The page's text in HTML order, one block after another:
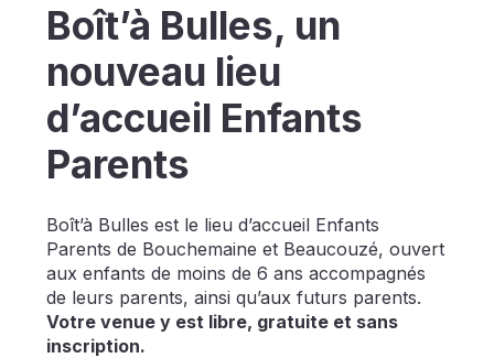
Boît’à Bulles, un
nouveau lieu
d’accueil Enfants
Parents
Boît’à Bulles est le lieu d’accueil Enfants
Parents de Bouchemaine et Beaucouzé, ouvert
aux enfants de moins de 6 ans accompagnés
de leurs parents, ainsi qu’aux futurs parents.
Votre venue y est libre, gratuite et sans
inscription.